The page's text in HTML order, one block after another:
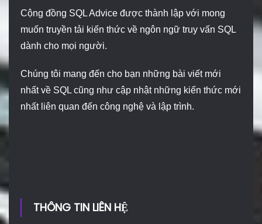
Cộng đồng SQL Advice được thành lập với mong
muốn truyền tải kiến thức về ngôn ngữ truy vấn SQL
dành cho mọi người.
Chúng tôi mang đến cho bạn những bài viết mới
nhất về SQL cũng như cập nhật những kiến thức mới
nhất liên quan đến công nghệ và lập trình.
THÔNG TIN LIÊN HỆ